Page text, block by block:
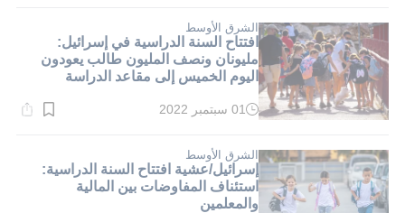
دقيقة.
الشرق الأوسط
افتتاح السنة الدراسية في إسرائيل:
مليونان ونصف المليون طالب يعودون
اليوم الخميس إلى مقاعد الدراسة
وقت
دقيقة.
01 سبتمبر 2022
الشرق الأوسط
إسرائيل/عشية افتتاح السنة الدراسية:
استئناف المفاوضات بين المالية
والمعلمين